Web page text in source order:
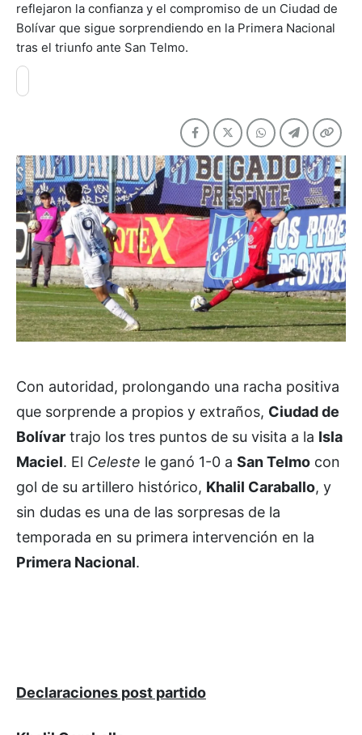
reflejaron la confianza y el compromiso de un Ciudad de
Bolívar que sigue sorprendiendo en la Primera Nacional
tras el triunfo ante San Telmo.
Con autoridad, prolongando una racha positiva
que sorprende a propios y extraños, Ciudad de
Bolívar trajo los tres puntos de su visita a la Isla
Maciel. El Celeste le ganó 1-0 a San Telmo con
gol de su artillero histórico, Khalil Caraballo, y
sin dudas es una de las sorpresas de la
temporada en su primera intervención en la
Primera Nacional.
Declaraciones post partido